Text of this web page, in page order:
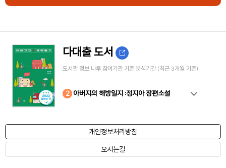
다대출 도서
도서관 정보 나루 참여기관 기준 분석기간 (최근 3개월 기준)
1
2 아버지의 해방일지 :정지아 장편소설
3
4
5
6
7
8
9
10
개인정보처리방침
오시는길